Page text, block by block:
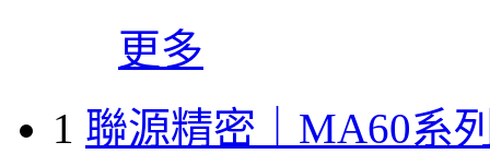
更多
1 聯源精密｜MA60系